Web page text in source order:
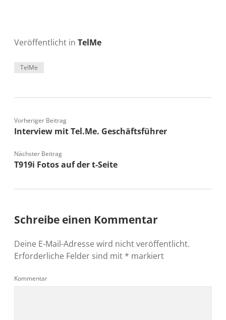
Veröffentlicht in TelMe
TelMe
Vorheriger Beitrag
Interview mit Tel.Me. Geschäftsführer
Nächster Beitrag
T919i Fotos auf der t-Seite
Schreibe einen Kommentar
Deine E-Mail-Adresse wird nicht veröffentlicht.
Erforderliche Felder sind mit * markiert
Kommentar